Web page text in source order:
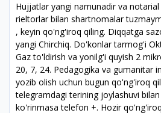
Hujjatlar yangi namunadir va
rieltorlar bilan shartnomalar
, keyin qo'ng'iroq qiling. Diqqatga
yangi Chirchiq. Do'konlar tarmog'i
Gaz to'ldirish va yonilg'i quyish 2
20, 7, 24. Pedagogika va gumanitar
yozib olish uchun bugun qo'ng'iroq
telegramdagi terining joylashuvi
ko'rinmasa telefon +. Hozir